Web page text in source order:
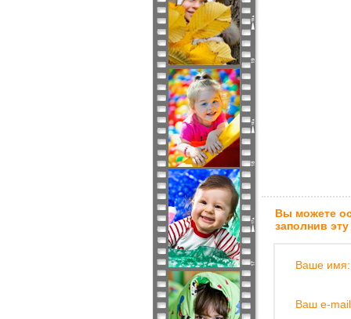
Вы можете
заполнив
Ваше имя:
Ваш e-